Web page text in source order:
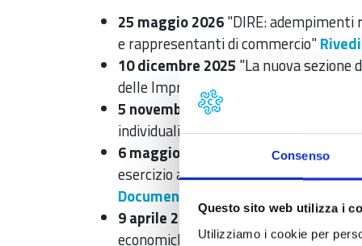
Consenso
Questo sito web utilizza i
Utilizziamo i cookie per
25 maggio 2026"DIRE:
e rappresentanti di commercio"
10 dicembre 2025 "La nuova sezione
delle Imprese"Programma corso e
5 novembre 2025
individuali e società"Programma
6 maggio 2025
"DIRE:
esercizio al registro delle imprese –
Documentazione illustrata durante il
9 aprile 2025"DIRE come strumento
economiche ai nuovi codici Ateco